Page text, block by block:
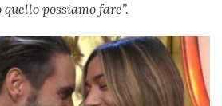
possiamo fare”.